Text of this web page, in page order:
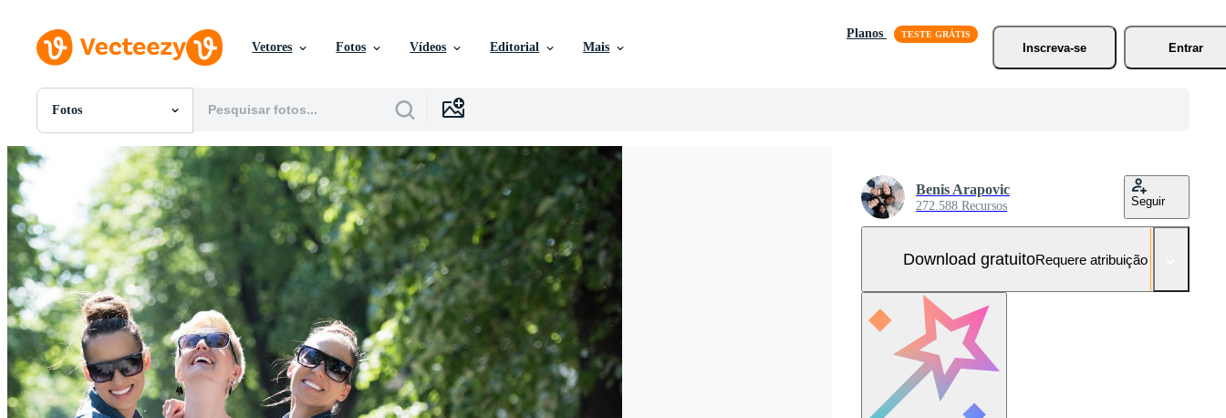
Vetores Fotos Vídeos Editorial Mais
Planos
Inscreva-se
Entrar
Fotos
Todas Imagens
PSDs
SVGs
Modelos
Vetores
Videos
Motion graphics
Imagens Editoriais
Eventos Editoriais
Benis Arapovic
272.588 Recursos Seguir
Download gratuitoRequere atribuição